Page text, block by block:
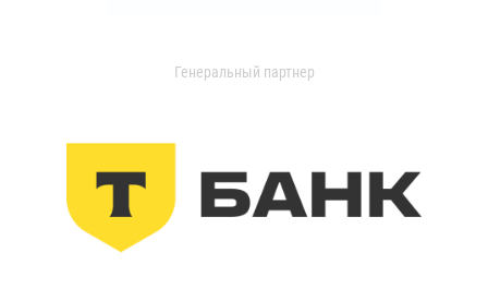
Генеральный партнер